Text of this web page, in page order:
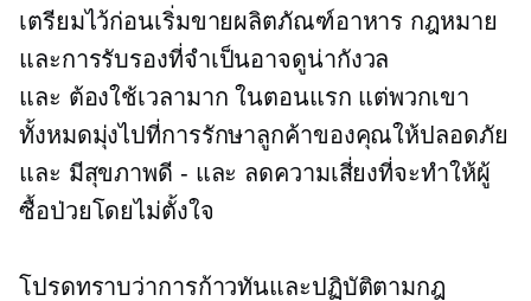
เตรียมไว้ก่อนเริ่มขายผลิตภัณฑ์อาหาร กฎหมาย
และการรับรองที่จำเป็นอาจดูน่ากังวล
และ ต้องใช้เวลามาก ในตอนแรก แต่พวกเขา
ทั้งหมดมุ่งไปที่การรักษาลูกค้าของคุณให้ปลอดภัย
และ มีสุขภาพดี - และ ลดความเสี่ยงที่จะทำให้ผู้
ซื้อป่วยโดยไม่ตั้งใจ
โปรดทราบว่าการก้าวทันและปฏิบัติตามกฎ